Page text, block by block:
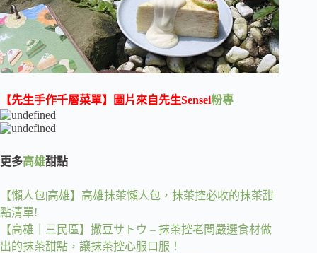
【先生手作千層菜單】圖片來自先生Sensei粉專
更多高雄甜點
【懶人包|高雄】高雄抹茶懶人包，抹茶控必收的抹茶甜
點清單!
【高雄｜三民區】撒豆サトウ – 抹茶控老闆嚴選食材做
出的抹茶甜點，讓抹茶控心服口服！